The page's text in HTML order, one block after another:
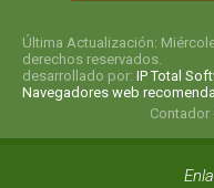
Última Actualización:
derechos reservados.
desarrollado por: IP Total
Navegadores web
Contador